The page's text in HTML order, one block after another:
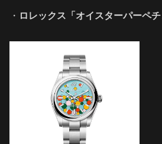
・ ロレックス「オイスターパーペチ